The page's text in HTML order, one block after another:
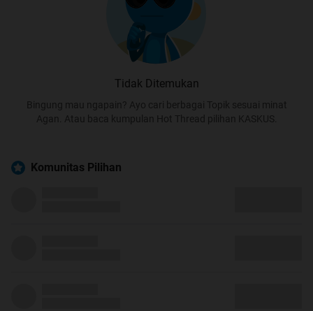
Tidak Ditemukan
Bingung mau ngapain? Ayo cari berbagai Topik sesuai minat
Agan. Atau baca kumpulan Hot Thread pilihan KASKUS.
Komunitas Pilihan